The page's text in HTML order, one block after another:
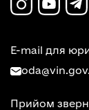
E-mail для
Прийом